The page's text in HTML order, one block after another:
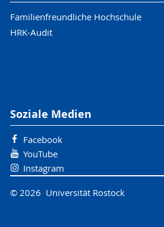
Familienfreundliche Hochschule
HRK-Audit
Soziale Medien
Facebook
YouTube
Instagram
© 2026 Universität Rostock